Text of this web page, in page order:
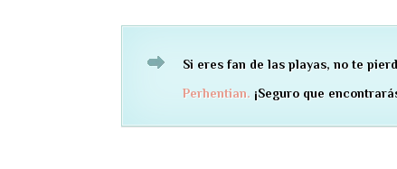
Si eres fan de las playas, no te
Perhentian. ¡Seguro que